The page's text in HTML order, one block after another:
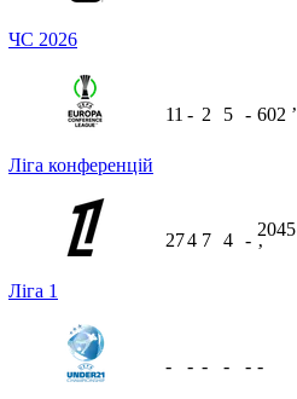
ЧС 2026
Ліга конференцій
11 - 2 5 - 602 ʼ
Ліга 1
274 7 4 -
2045
ʼ
- - - - - -